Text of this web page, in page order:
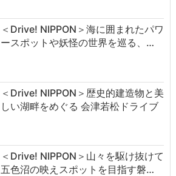
＜Drive! NIPPON＞海に囲まれたパワ
ースポットや妖怪の世界を巡る、…
＜Drive! NIPPON＞歴史的建造物と美
しい湖畔をめぐる 会津若松ドライブ
＜Drive! NIPPON＞山々を駆け抜けて
五色沼の映えスポットを目指す磐…